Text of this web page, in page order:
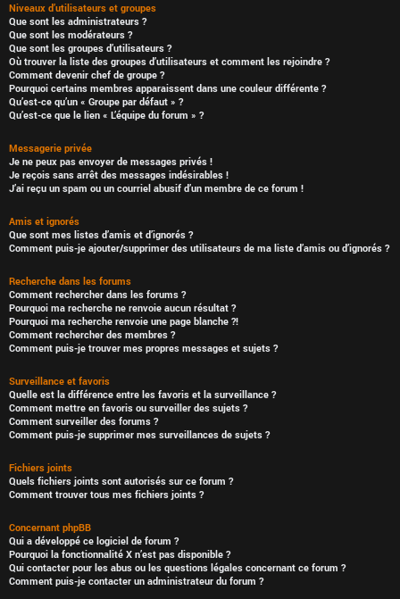
Niveaux d’utilisateurs et groupes
Que sont les administrateurs ?
Que sont les modérateurs ?
Que sont les groupes d’utilisateurs ?
Où trouver la liste des groupes d’utilisateurs et comment les rejoindre ?
Comment devenir chef de groupe ?
Pourquoi certains membres apparaissent dans une couleur différente ?
Qu’est-ce qu’un « Groupe par défaut » ?
Qu’est-ce que le lien « L’équipe du forum » ?
Messagerie privée
Je ne peux pas envoyer de messages privés !
Je reçois sans arrêt des messages indésirables !
J’ai reçu un spam ou un courriel abusif d’un membre de ce forum !
Amis et ignorés
Que sont mes listes d’amis et d’ignorés ?
Comment puis-je ajouter/supprimer des utilisateurs de ma liste d’amis ou d’ignorés ?
Recherche dans les forums
Comment rechercher dans les forums ?
Pourquoi ma recherche ne renvoie aucun résultat ?
Pourquoi ma recherche renvoie une page blanche ?!
Comment rechercher des membres ?
Comment puis-je trouver mes propres messages et sujets ?
Surveillance et favoris
Quelle est la différence entre les favoris et la surveillance ?
Comment mettre en favoris ou surveiller des sujets ?
Comment surveiller des forums ?
Comment puis-je supprimer mes surveillances de sujets ?
Fichiers joints
Quels fichiers joints sont autorisés sur ce forum ?
Comment trouver tous mes fichiers joints ?
Concernant phpBB
Qui a développé ce logiciel de forum ?
Pourquoi la fonctionnalité X n’est pas disponible ?
Qui contacter pour les abus ou les questions légales concernant ce forum ?
Comment puis-je contacter un administrateur du forum ?